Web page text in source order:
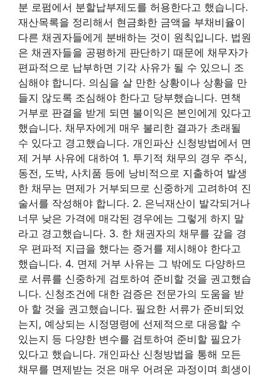
분 로펌에서 분할납부제도를 허용한다고 했습니다.
재산목록을 정리해서 현금화한 금액을 부채비율이
다른 채권자들에게 분배하는 것이 원칙입니다. 법원
은 채권자들을 공평하게 판단하기 때문에 채무자가
편파적으로 납부하면 기각 사유가 될 수 있으니 조
심해야 합니다. 의심을 살 만한 상황이나 상황을 만
들지 않도록 조심해야 한다고 당부했습니다. 면책
거부로 판결을 받게 되면 불이익은 본인에게 있다고
했습니다. 채무자에게 매우 불리한 결과가 초래될
수 있다고 경고했습니다. 개인파산 신청방법에서 면
제 거부 사유에 대하여 1. 투기적 채무의 경우 주식,
동전, 도박, 사치품 등에 낭비적으로 지출하여 발생
한 채무는 면제가 거부되므로 신중하게 고려하여 진
술서를 작성해야 합니다. 2. 은닉재산이 발각되거나
너무 낮은 가격에 매각된 경우에는 그렇게 하지 말
라고 경고했습니다. 3. 한 채권자의 채무를 갚을 경
우 편파적 지급을 했다는 증거를 제시해야 한다고
했습니다. 4. 면제 거부 사유는 그 밖에도 다양하므
로 서류를 신중하게 검토하여 준비할 것을 권고했습
니다. 신청조건에 대한 검증은 전문가의 도움을 받
아 할 것을 권고했습니다. 필요한 서류가 준비되었
는지, 예상되는 시정명령에 선제적으로 대응할 수
있는지 등 다양한 변수를 검토하여 준비할 필요가
있다고 했습니다. 개인파산 신청방법을 통해 모든
채무를 면제받는 것은 매우 어려운 과정이며 희생이